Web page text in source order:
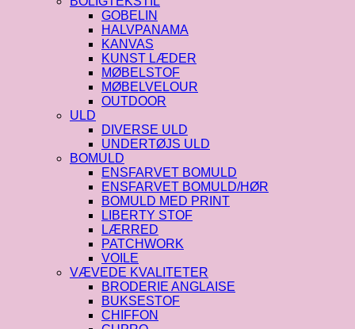
GOBELIN
HALVPANAMA
KANVAS
KUNST LÆDER
MØBELSTOF
MØBELVELOUR
OUTDOOR
ULD
DIVERSE ULD
UNDERTØJS ULD
BOMULD
ENSFARVET BOMULD
ENSFARVET BOMULD/HØR
BOMULD MED PRINT
LIBERTY STOF
LÆRRED
PATCHWORK
VOILE
VÆVEDE KVALITETER
BRODERIE ANGLAISE
BUKSESTOF
CHIFFON